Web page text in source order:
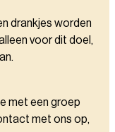
drankjes worden
voor dit doel,
met een groep
met ons op,